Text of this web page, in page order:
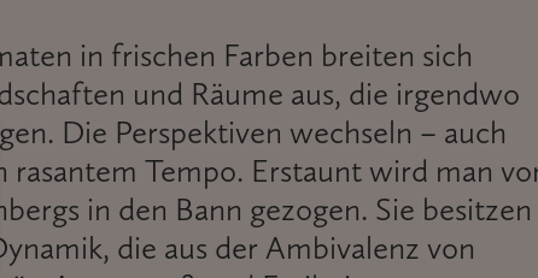
in frischen Farben breiten sich
und Räume aus, die irgendwo
Die Perspektiven wechseln – auch
rasantem Tempo. Erstaunt wird man
in den Bann gezogen. Sie besitzen
die aus der Ambivalenz von